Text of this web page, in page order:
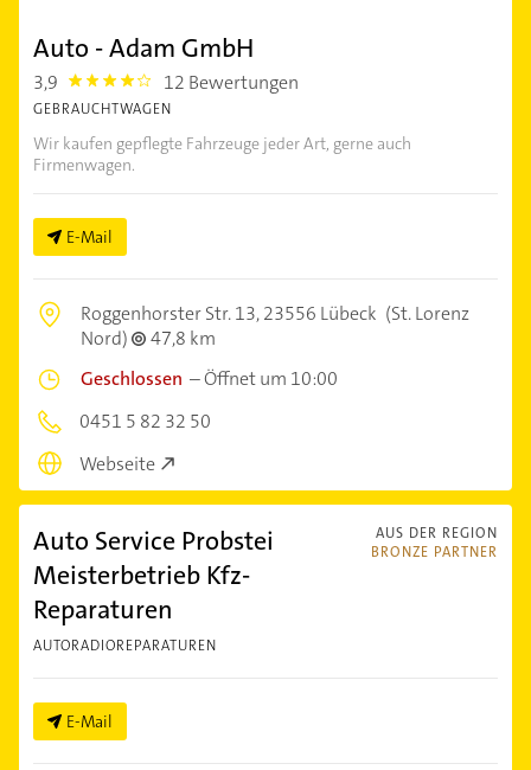
Auto - Adam GmbH
3,9 3.9 12 Bewertungen
GEBRAUCHTWAGEN
Wir kaufen gepflegte Fahrzeuge jeder Art, gerne auch
Firmenwagen.
E-Mail
Roggenhorster Str. 13,23556 Lübeck (St. Lorenz
Nord)
47,8 km
Geschlossen –Öffnet um 10:00
0451 5 82 32 50
Webseite
AUS DER REGION
BRONZE PARTNER
Auto Service Probstei
Meisterbetrieb Kfz-
Reparaturen
AUTORADIOREPARATUREN
E-Mail